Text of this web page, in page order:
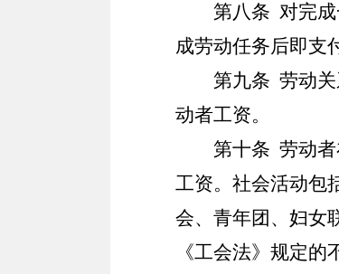
第八条 对完
成劳动任务后即支
第九条 劳动
动者工资。
第十条 劳动
工资。社会活动包
会、青年团、妇女
《工会法》规定